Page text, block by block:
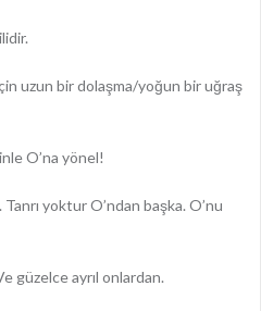
uzun bir dolaşma/yoğun bir uğraş
O’na yönel!
yoktur O’ndan başka. O’nu
güzelce ayrıl onlardan.